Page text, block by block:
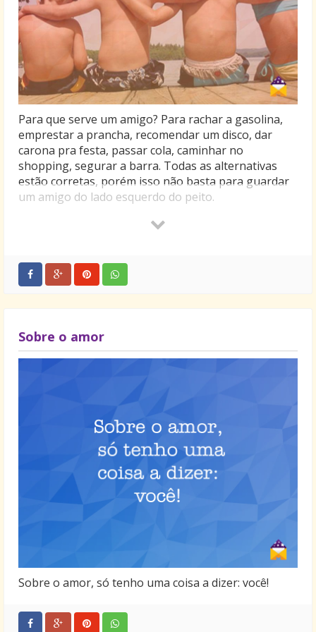
Para que serve um amigo? Para rachar a gasolina,
emprestar a prancha, recomendar um disco, dar
carona pra festa, passar cola, caminhar no
shopping, segurar a barra. Todas as alternativas
estão corretas, porém isso não basta para guardar
um amigo do lado esquerdo do peito.
Milan Kundera, escritor tcheco, escreveu em seu
memória e para a integridade do próprio eu. Chama
os amigos de testemunhas do passado e diz que eles
olhar. Vai além: diz que toda amizade é uma aliança
contra a adversidade, aliança sem a qual o ser
humano ficaria desarmado contra seus inimigos.
pelo tempo, não se sabe se enfrentarão com solidez
as tempestades ou se serão varridos numa chuva de
verão. Veremos.
Um amigo não racha apenas a gasolina: racha
lembranças, crises de choro, experiências. Racha a
culpa, racha segredos.
Um amigo não empresta apenas a prancha.
Empresta o verbo, empresta o ombro, empresta o
Recomenda cautela, recomenda um emprego,
Um amigo não dá carona apenas pra festa. Te leva
Sobre o amor
Sobre o amor, só tenho uma coisa a dizer: você!